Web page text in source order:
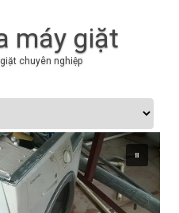
máy giặt
chuyên nghiệp